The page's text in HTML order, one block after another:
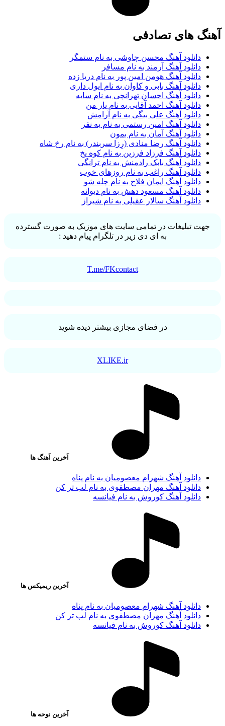
های تصادفی
دانلود آهنگ محسن چاوشی به نام ستمگر
دانلود آهنگ آرمند به نام مسافر
دانلود آهنگ هومن امین پور به نام دریا زده
دانلود آهنگ بابی و کاوان به نام ایول داری
دانلود آهنگ احسان تهرانچی به نام سایه
دانلود آهنگ احمد آقایی به نام یار من
دانلود آهنگ علی بیگی به نام آرامش
دانلود آهنگ امین رستمی به نام یه نفر
دانلود آهنگ آمان به نام بمون
دانلود آهنگ رضا منادی (رِزا سربندر) به نام رخ شاه
دانلود آهنگ فرزاد فرزین به نام کوه یخ
دانلود آهنگ بابک رادمنش به نام ترانگی
دانلود آهنگ راغب به نام روزهای خوب
دانلود آهنگ ایمان فلاح به نام چله شو
دانلود آهنگ مسعود دهش به نام دیوانه
دانلود آهنگ سالار عقیلی به نام شیراز
تبلیغات در تمامی سایت های موزیک به صورت گسترده
به ای دی زیر در تلگرام پیام دهید :
T.me/FKcontact
در فضای مجازی بیشتر دیده شوید
XLIKE.ir
آخرین آهنگ ها
دانلود آهنگ شهرام معصومیان به نام پناه
دانلود آهنگ مهران مصطفوی به نام لب تر کن
دانلود آهنگ کوروش به نام فیانسه
آخرین ریمیکس ها
دانلود آهنگ شهرام معصومیان به نام پناه
دانلود آهنگ مهران مصطفوی به نام لب تر کن
دانلود آهنگ کوروش به نام فیانسه
آخرین نوحه ها